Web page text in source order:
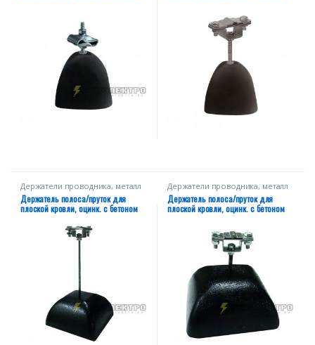
Держатели проводника, металл
Держатель полоса/пруток для
плоской кровли, оцинк. с бетоном
Держатели проводника, металл
Держатель полоса/пруток для
плоской кровли, оцинк. с бетоном